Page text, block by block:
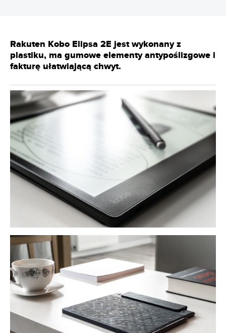
Rakuten Kobo Elipsa 2E jest wykonany z
plastiku, ma gumowe elementy antypoślizgowe i
fakturę ułatwiającą chwyt.